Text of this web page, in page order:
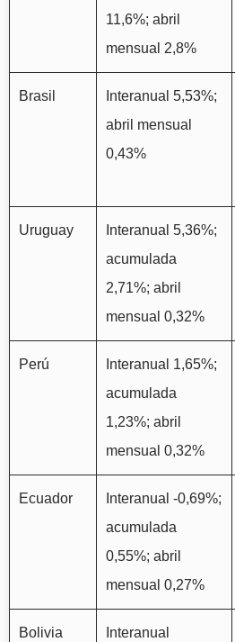
11,6%; abril
mensual 2,8%
Brasil
Interanual 5,53%;
abril mensual
0,43%
Uruguay
Interanual 5,36%;
acumulada
2,71%; abril
mensual 0,32%
Perú
Interanual 1,65%;
acumulada
1,23%; abril
mensual 0,32%
Ecuador
Interanual -0,69%;
acumulada
0,55%; abril
mensual 0,27%
Bolivia
Interanual